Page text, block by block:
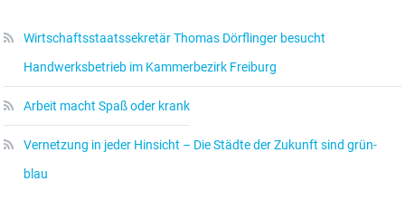
Wirtschaftsstaatssekretär Thomas Dörflinger besucht
Handwerksbetrieb im Kammerbezirk Freiburg
Arbeit macht Spaß oder krank
Vernetzung in jeder Hinsicht – Die Städte der Zukunft sind grün-
blau